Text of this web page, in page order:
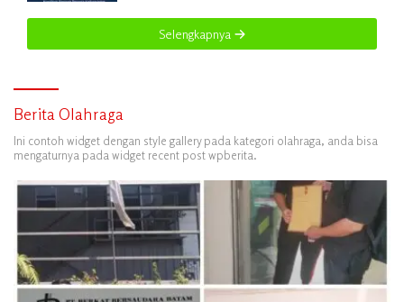
Selengkapnya
Berita Olahraga
Ini contoh widget dengan style gallery pada kategori olahraga, anda bisa
mengaturnya pada widget recent post wpberita.